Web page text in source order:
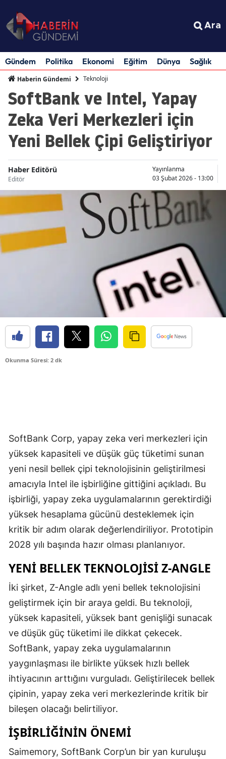
Ara
Gündem Politika Ekonomi Eğitim Dünya Sağlık
Haberin Gündemi Teknoloji
SoftBank ve Intel, Yapay
Zeka Veri Merkezleri için
Yeni Bellek Çipi Geliştiriyor
Haber Editörü
Editör
Yayınlanma
03 Şubat 2026 - 13:00
Okunma Süresi: 2 dk
SoftBank Corp, yapay zeka veri merkezleri için
yüksek kapasiteli ve düşük güç tüketimi sunan
yeni nesil bellek çipi teknolojisinin geliştirilmesi
amacıyla Intel ile işbirliğine gittiğini açıkladı. Bu
işbirliği, yapay zeka uygulamalarının gerektirdiği
yüksek hesaplama gücünü desteklemek için
kritik bir adım olarak değerlendiriliyor. Prototipin
2028 yılı başında hazır olması planlanıyor.
YENI BELLEK TEKNOLOJISI Z-ANGLE
İki şirket, Z-Angle adlı yeni bellek teknolojisini
geliştirmek için bir araya geldi. Bu teknoloji,
yüksek kapasiteli, yüksek bant genişliği sunacak
ve düşük güç tüketimi ile dikkat çekecek.
SoftBank, yapay zeka uygulamalarının
yaygınlaşması ile birlikte yüksek hızlı bellek
ihtiyacının arttığını vurguladı. Geliştirilecek bellek
çipinin, yapay zeka veri merkezlerinde kritik bir
bileşen olacağı belirtiliyor.
İŞBIRLIĞININ ÖNEMI
Saimemory, SoftBank Corp’un bir yan kuruluşu